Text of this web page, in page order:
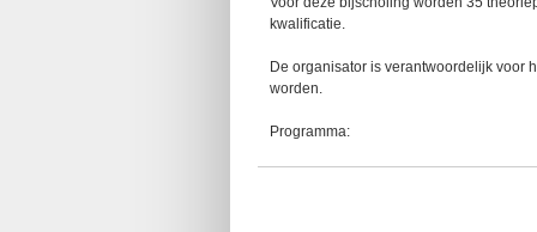
kwalificatie.
De organisator is verantwoordelijk voor
worden.
Programma: